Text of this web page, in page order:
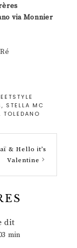
via Monnier
, STELLA MC
TOLEDANO
& Hello it’s
Valentine
dit
min